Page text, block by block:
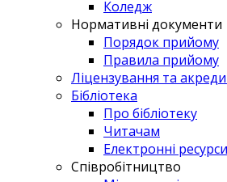
Коледж
Нормативні документи
Порядок прийому
Правила прийому
Ліцензування та
Бібліотека
Про бібліотеку
Читачам
Електронні ресурси
Співробітництво